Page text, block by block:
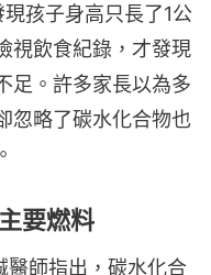
孩子身高只長了1公
視飲食紀錄，才發現
足。許多家長以為多
忽略了碳水化合物也
要燃料
醫師指出，碳水化合